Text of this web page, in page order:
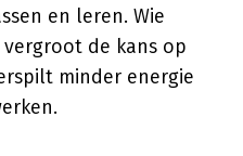
en leren. Wie
de kans op
minder energie